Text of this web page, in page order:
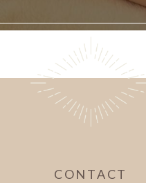
CONTACT